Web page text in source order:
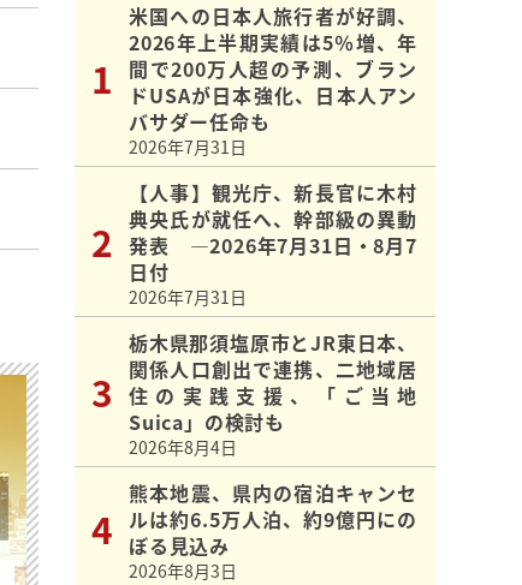
米国への日本人旅行者が好調、
2026年上半期実績は5％増、年
間で200万人超の予測、ブラン
ドUSAが日本強化、日本人アン
バサダー任命も
2026年7月31日
【人事】観光庁、新長官に木村
典央氏が就任へ、幹部級の異動
発表 ―2026年7月31日・8月7
日付
2026年7月31日
栃木県那須塩原市とJR東日本、
関係人口創出で連携、二地域居
住の実践支援、「ご当地
Suica」の検討も
2026年8月4日
熊本地震、県内の宿泊キャンセ
ルは約6.5万人泊、約9億円にの
ぼる見込み
2026年8月3日